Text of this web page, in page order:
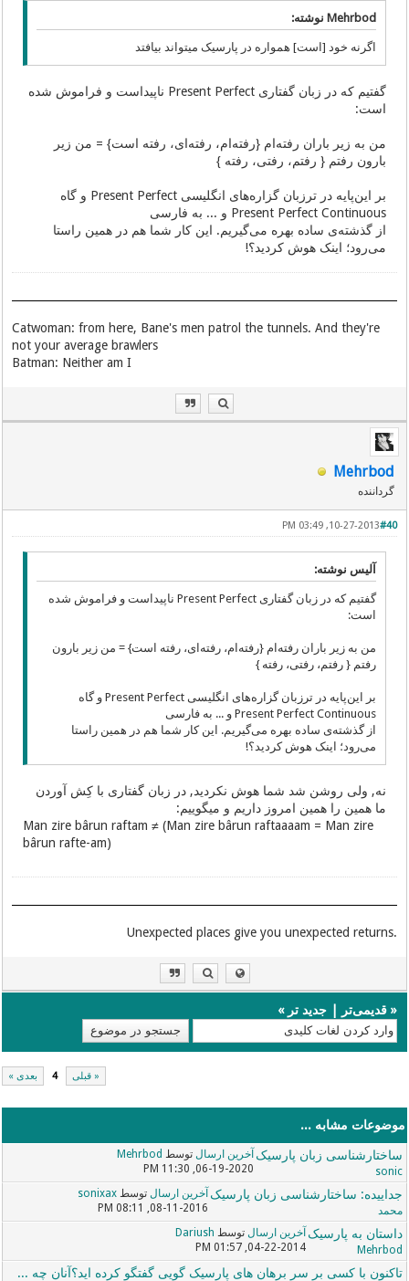
Mehrbod نوشته:
اگرنه خود [است] همواره در پارسیک میتواند بیافتد
گفتیم که در زبان گفتاری Present Perfect ناپیداست و فراموش شده
است:
من به زیر باران رفته‌ام {رفته‌ام، رفته‌ای، رفته است} = من زیر
بارون رفتم { رفتم، رفتی، رفته }
بر این‌پایه در ترزبان گزاره‌های انگلیسی Present Perfect و گاه
Present Perfect Continuous و ... به فارسی
از گذشته‌ی ساده بهره می‌گیریم. این کار شما هم در همین راستا
می‌رود؛ اینک هوش کردید؟!
Catwoman: from here, Bane's men patrol the tunnels. And they're
not your average brawlers
Batman: Neither am I
Mehrbod
گرداننده
#40
10-27-2013, 03:49 PM
آلیس نوشته:
گفتیم که در زبان گفتاری Present Perfect ناپیداست و فراموش شده
است:
من به زیر باران رفته‌ام {رفته‌ام، رفته‌ای، رفته است} = من زیر بارون
رفتم { رفتم، رفتی، رفته }
بر این‌پایه در ترزبان گزاره‌های انگلیسی Present Perfect و گاه
Present Perfect Continuous و ... به فارسی
از گذشته‌ی ساده بهره می‌گیریم. این کار شما هم در همین راستا
می‌رود؛ اینک هوش کردید؟!
نه, ولی روشن شد شما هوش نکردید, در زبان گفتاری با کِش آوردن
ما همین را همین امروز داریم و میگوییم:
Man zire bârun raftam ≠ (Man zire bârun raftaaaam = Man zire
bârun rafte-am)
.Unexpected places give you unexpected returns
«قدیمی‌تر |جدید تر »
« قبلی 4 بعدی »
موضوعات مشابه ...
ساختارشناسی زبان پارسیک
sonic
آخرین ارسال توسط Mehrbod
06-19-2020, 11:30 PM
جداییده: ساختارشناسی زبان پارسیک
محمد
آخرین ارسال توسطsonixax
08-11-2016, 08:11 PM
داستان به پارسیک
Mehrbod
آخرین ارسال توسط Dariush
04-22-2014, 01:57 PM
تاکنون با کسی بر سر برهان های پارسیک گویی گفتگو کرده اید؟آنان چه ...